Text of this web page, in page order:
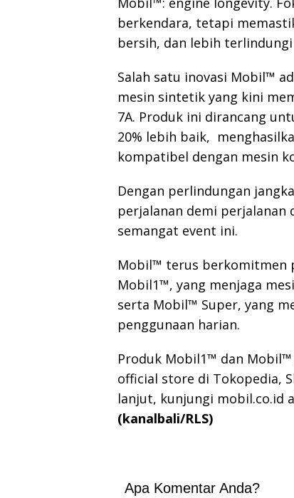
berkendara, tetapi
bersih, dan lebih
Salah satu inovasi Mobil™
mesin sintetik yang kini
7A. Produk ini dirancang
20% lebih baik,
kompatibel dengan mesin
Dengan perlindungan
perjalanan demi perjalanan
semangat event ini.
Mobil™ terus berkomitmen
Mobil1™, yang menjaga
serta Mobil™ Super, yang
penggunaan harian.
Produk Mobil1™ dan Mobil™
official store di Tokopedia,
lanjut, kunjungi mobil.co.id
(kanalbali/RLS)
Apa Komentar Anda?